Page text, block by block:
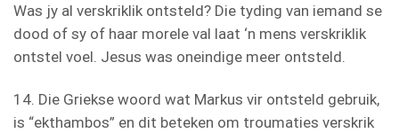
Was jy al verskriklik ontsteld? Die tyding van iemand se
dood of sy of haar morele val laat ‘n mens verskriklik
ontstel voel. Jesus was oneindige meer ontsteld.
14. Die Griekse woord wat Markus vir ontsteld gebruik,
is “ekthambos” en dit beteken om troumaties verskrik